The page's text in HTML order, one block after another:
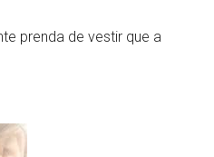
prenda de vestir que a